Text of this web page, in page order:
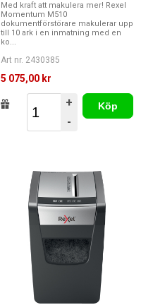
Med kraft att makulera mer! Rexel
Momentum M510
dokumentförstörare makulerar upp
till 10 ark i en inmatning med en
ko...
Art nr. 2430385
5 075,00 kr
+
-
Köp